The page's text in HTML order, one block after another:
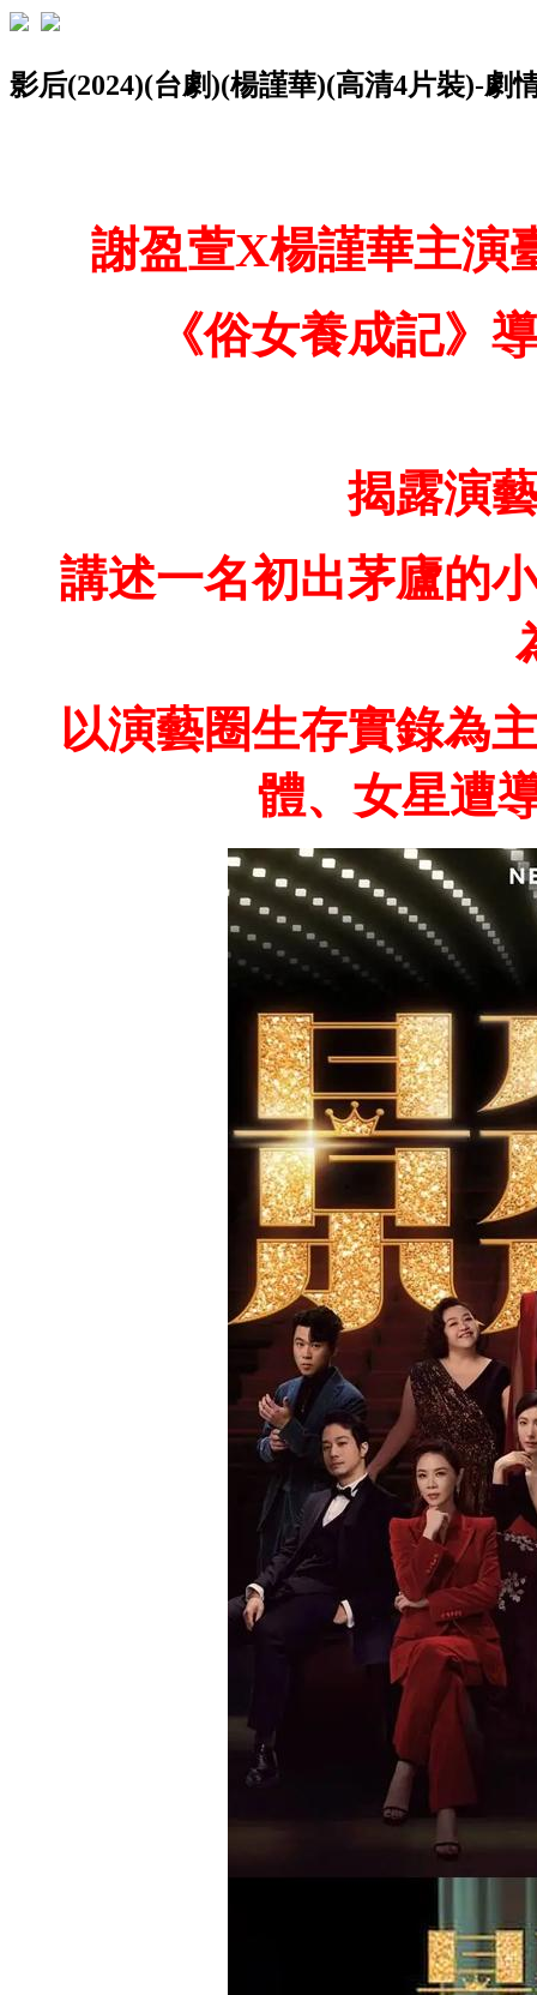
影后(2024)(台劇)(楊謹華)(高清4片裝)-劇
謝盈萱X楊謹華主演
《俗女養成記》
揭露演
講述一名初出茅廬的
以演藝圈生存實錄為
體、女星遭